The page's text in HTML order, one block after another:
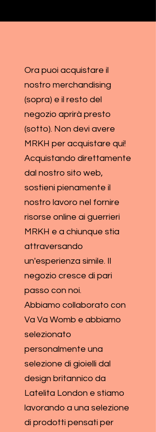
Ora puoi acquistare il
nostro merchandising
(sopra) e il resto del
negozio aprirà presto
(sotto). Non devi avere
MRKH per acquistare qui!
Acquistando direttamente
dal nostro sito web,
sostieni pienamente il
nostro lavoro nel fornire
risorse online ai guerrieri
MRKH e a chiunque stia
attraversando
un'esperienza simile. Il
negozio cresce di pari
passo con noi.
Abbiamo collaborato con
Va Va Womb e abbiamo
selezionato
personalmente una
selezione di gioielli dal
design britannico da
Latelita London e stiamo
lavorando a una selezione
di prodotti pensati per